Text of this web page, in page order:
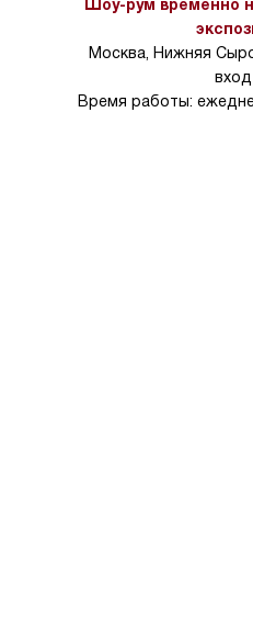
Шоу-рум временно
Москва, Нижняя
вход
Время работы: